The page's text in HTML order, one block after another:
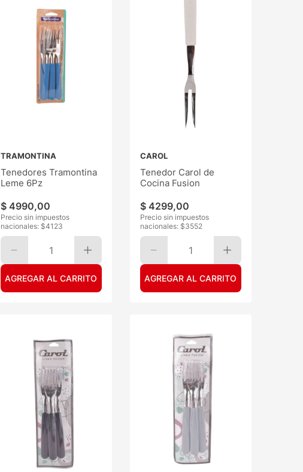
TRAMONTINA
Tenedores Tramontina
Leme 6Pz
$ 4990,00
Precio sin impuestos
nacionales: $4123
1
AGREGAR AL CARRITO
CAROL
Tenedor Carol de
Cocina Fusion
$ 4299,00
Precio sin impuestos
nacionales: $3552
1
AGREGAR AL CARRITO